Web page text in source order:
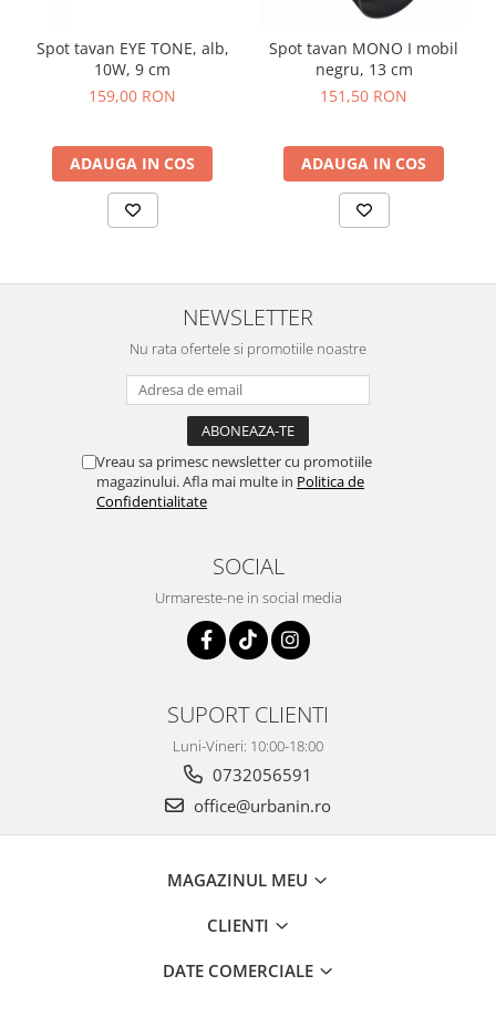
Spot tavan EYE TONE, alb,
10W, 9 cm
159,00 RON
ADAUGA IN COS
Spot tavan MONO I mobil
negru, 13 cm
151,50 RON
ADAUGA IN COS
NEWSLETTER
Nu rata ofertele si promotiile noastre
Vreau sa primesc newsletter cu promotiile
magazinului. Afla mai multe in Politica de
Confidentialitate
SOCIAL
Urmareste-ne in social media
SUPORT CLIENTI
Luni-Vineri: 10:00-18:00
0732056591
office@urbanin.ro
MAGAZINUL MEU
CLIENTI
DATE COMERCIALE